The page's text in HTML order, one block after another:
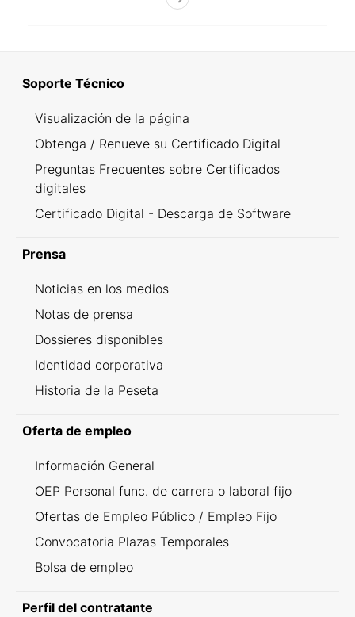
Soporte Técnico
Visualización de la página
Obtenga / Renueve su Certificado Digital
Preguntas Frecuentes sobre Certificados
digitales
Certificado Digital - Descarga de Software
Prensa
Noticias en los medios
Notas de prensa
Dossieres disponibles
Identidad corporativa
Historia de la Peseta
Oferta de empleo
Información General
OEP Personal func. de carrera o laboral fijo
Ofertas de Empleo Público / Empleo Fijo
Convocatoria Plazas Temporales
Bolsa de empleo
Perfil del contratante